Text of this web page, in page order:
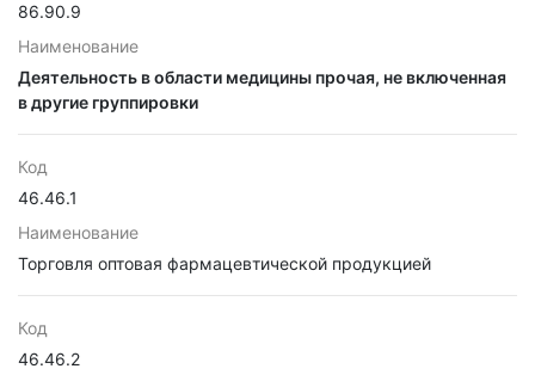
86.90.9
Наименование
Деятельность в области медицины прочая, не включенная
в другие группировки
Код
46.46.1
Наименование
Торговля оптовая фармацевтической продукцией
Код
46.46.2